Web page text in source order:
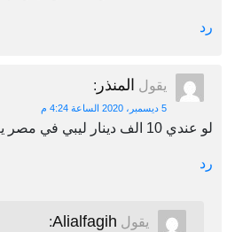
رد
يقول المنذر :
5 ديسمبر، 2020 الساعة 4:24 م
لو عندي 10 الف دينار ليبي في مصر يعملو كام مصري
رد
يقول Alialfagih
: